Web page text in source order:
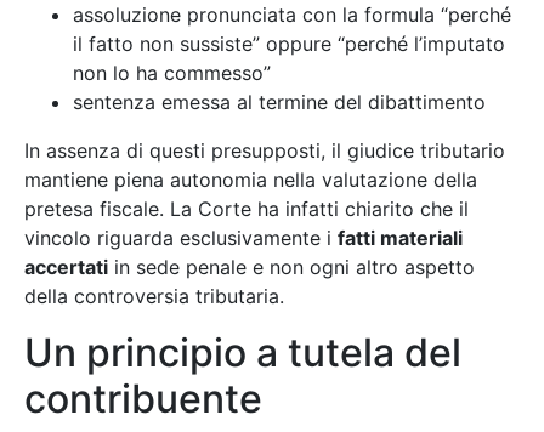
assoluzione pronunciata con la formula “perché
il fatto non sussiste” oppure “perché l’imputato
non lo ha commesso”
sentenza emessa al termine del dibattimento
In assenza di questi presupposti, il giudice tributario
mantiene piena autonomia nella valutazione della
pretesa fiscale. La Corte ha infatti chiarito che il
vincolo riguarda esclusivamente i fatti materiali
accertati in sede penale e non ogni altro aspetto
della controversia tributaria.
Un principio a tutela del
contribuente